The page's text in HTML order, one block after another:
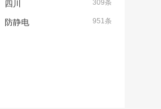
309条
四川
951条
防静电